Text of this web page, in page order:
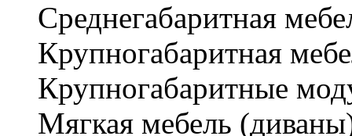
Cреднегабаритная
Крупногабаритная
Крупногабаритные
Мягкая мебель